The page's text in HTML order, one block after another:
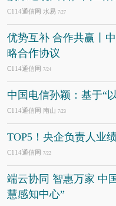
C114通信网 水易 7/27
优势互补 合作共赢丨
略合作协议
C114通信网 7/24
中国电信孙颖：基于“
C114通信网 南山 7/23
TOP5！央企负责人业
C114通信网 7/22
端云协同 智惠万家 中
慧感知中心”